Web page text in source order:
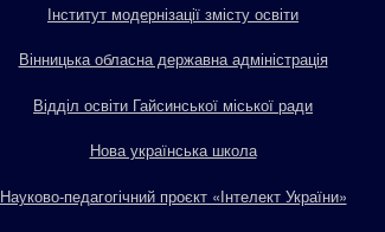
Інститут модернізації змісту освіти
Вінницька обласна державна адміністрація
Відділ освіти Гайсинської міської ради
Нова українська школа
Науково-педагогічний проєкт «Інтелект України»